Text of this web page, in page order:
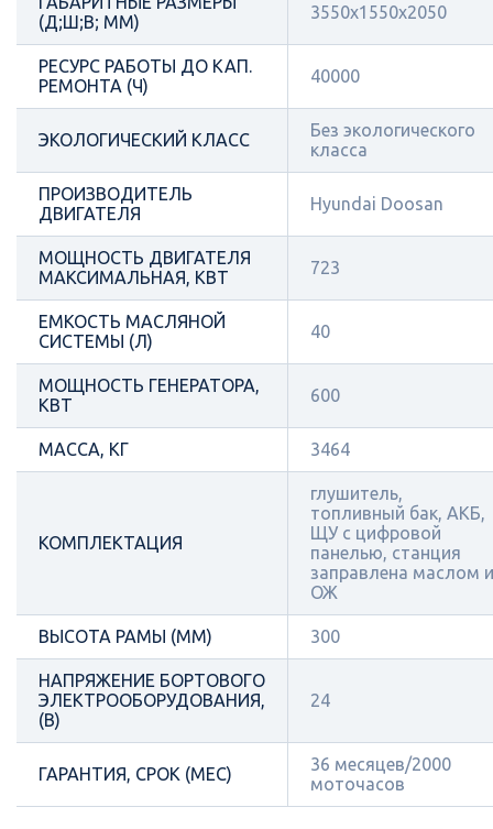
(Д;Ш;В; ММ)
3550x1550x2050
РЕСУРС РАБОТЫ ДО КАП.
РЕМОНТА (Ч)
40000
ЭКОЛОГИЧЕСКИЙ КЛАСС
Без экологического
класса
ПРОИЗВОДИТЕЛЬ
ДВИГАТЕЛЯ
Hyundai Doosan
МОЩНОСТЬ ДВИГАТЕЛЯ
МАКСИМАЛЬНАЯ, КВТ
723
ЕМКОСТЬ МАСЛЯНОЙ
СИСТЕМЫ (Л)
40
МОЩНОСТЬ ГЕНЕРАТОРА,
КВТ
600
МАССА, КГ 3464
КОМПЛЕКТАЦИЯ
глушитель,
топливный бак, АКБ,
ЩУ с цифровой
панелью, станция
заправлена маслом и
ОЖ
ВЫСОТА РАМЫ (ММ) 300
НАПРЯЖЕНИЕ БОРТОВОГО
ЭЛЕКТРООБОРУДОВАНИЯ,
(В)
24
ГАРАНТИЯ, СРОК (МЕС)
36 месяцев/2000
моточасов